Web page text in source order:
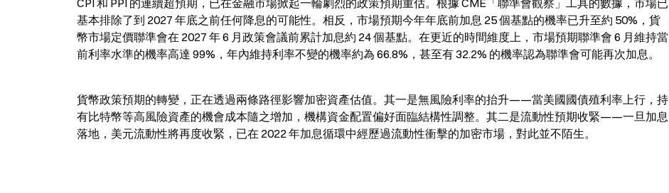
CPI 和 PPI 的連續超預期，已在金融市場掀起一輪劇烈的政策預期重估。根據 CME「聯準會觀察」工具的數據，市場已
基本排除了到 2027 年底之前任何降息的可能性。相反，市場預期今年年底前加息 25 個基點的機率已升至約 50%，貨
幣市場定價聯準會在 2027 年 6 月政策會議前累計加息約 24 個基點。在更近的時間維度上，市場預期聯準會 6 月維持當
前利率水準的機率高達 99%，年內維持利率不變的機率約為 66.8%，甚至有 32.2% 的機率認為聯準會可能再次加息。
貨幣政策預期的轉變，正在透過兩條路徑影響加密資產估值。其一是無風險利率的抬升——當美國國債殖利率上行，持
有比特幣等高風險資產的機會成本隨之增加，機構資金配置偏好面臨結構性調整。其二是流動性預期收緊——一旦加息
落地，美元流動性將再度收緊，已在 2022 年加息循環中經歷過流動性衝擊的加密市場，對此並不陌生。